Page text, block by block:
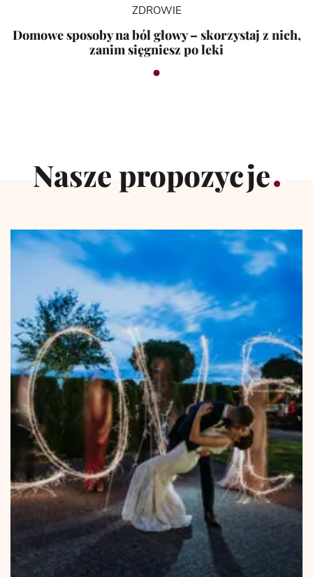
ZDROWIE
Domowe sposoby na ból głowy – skorzystaj z nich,
zanim sięgniesz po leki
Nasze propozycje